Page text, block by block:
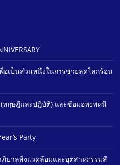
อเป็นส่วนหนึ่งในการช่วยลดโลกร้อน
ทฤษฎีและปฎิบัติ) และซ้อมอพยพหนี
Party
บาลสิ่งแวดล้อมและอุตสาหกรรมสี